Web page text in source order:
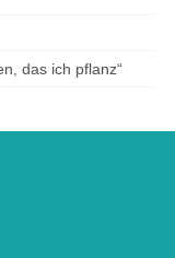
das ich pflanz“